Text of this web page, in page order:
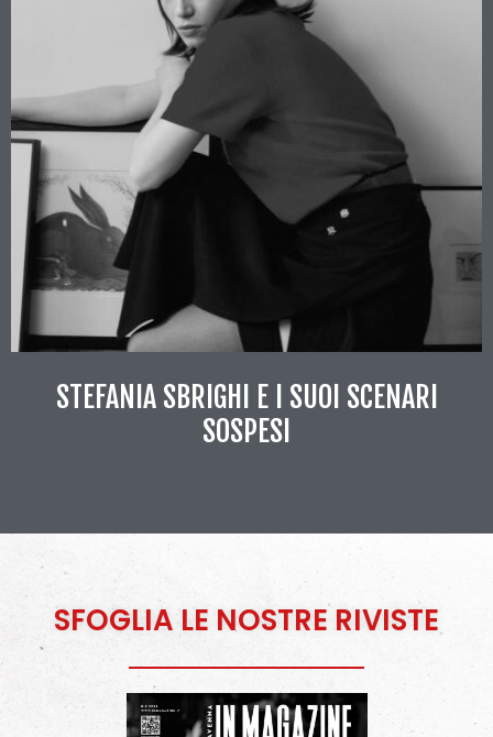
STEFANIA SBRIGHI E I SUOI SCENARI
SOSPESI
SFOGLIA LE NOSTRE RIVISTE